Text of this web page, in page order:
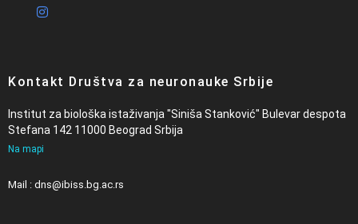
Kontakt Društva za neuronauke Srbije
Institut za biološka istaživanja "Siniša Stanković" Bulevar despota
Stefana 142 11000 Beograd Srbija
Na mapi
Mail : dns@ibiss.bg.ac.rs